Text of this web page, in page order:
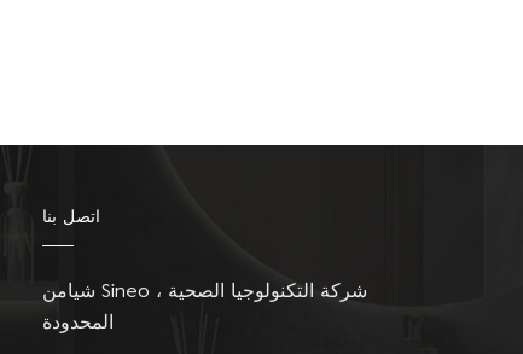
اتصل بنا
شيامن Sineo شركة التكنولوجيا الصحية ،
المحدودة